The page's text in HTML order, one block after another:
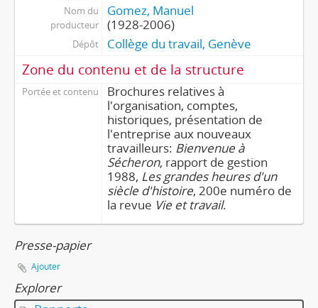
Nom du
producteur
Gomez, Manuel
(1928-2006)
Dépôt Collège du travail, Genève
Zone du contenu et de la structure
Portée et contenu
Brochures relatives à
l'organisation, comptes,
historiques, présentation de
l'entreprise aux nouveaux
travailleurs: Bienvenue à
Sécheron, rapport de gestion
1988, Les grandes heures d'un
siècle d'histoire, 200e numéro de
la revue Vie et travail.
Presse-papier
Ajouter
Explorer